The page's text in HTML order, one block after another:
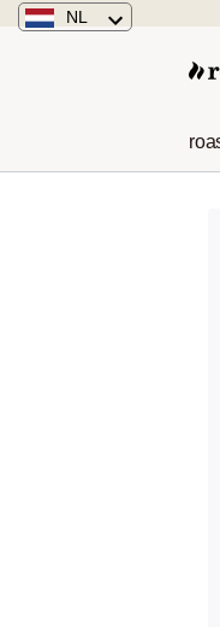
NL
Österreich